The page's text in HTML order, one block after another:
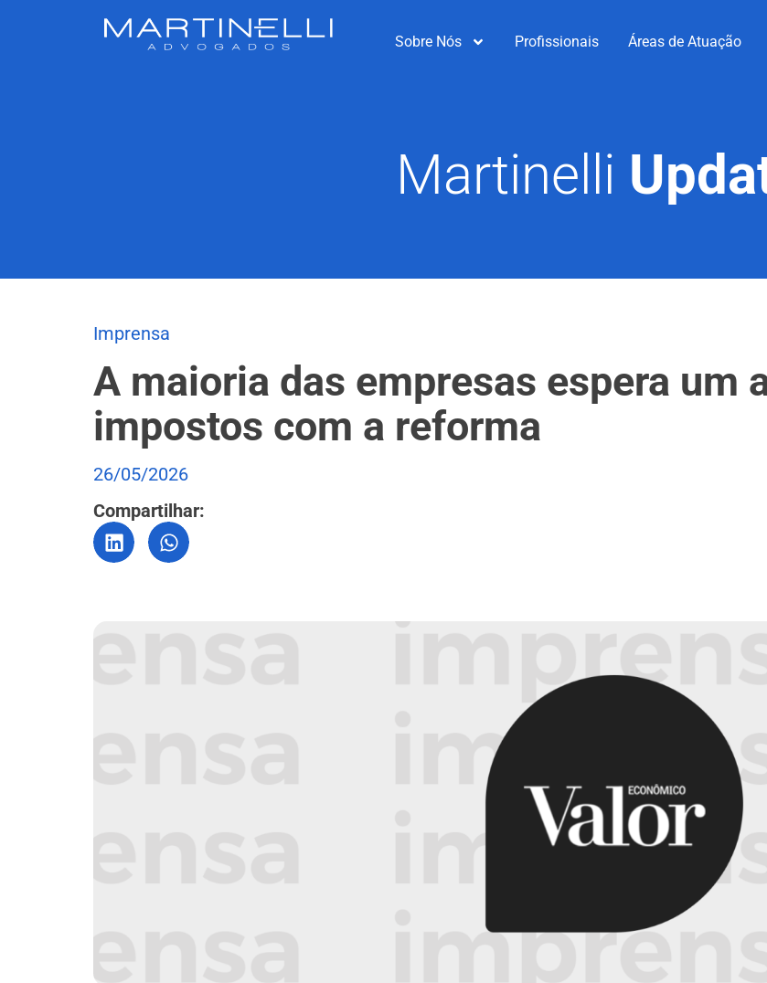
Sobre Nós Profissionais Áreas de Atuação
Martinelli
Imprensa
A maioria das empresas espera um
impostos com a reforma
26/05/2026
Compartilhar: